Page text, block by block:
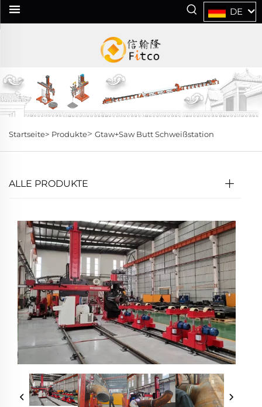
DE
Startseite> Produkte> Gtaw+Saw Butt Schweißstation
ALLE PRODUKTE